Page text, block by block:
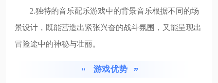
2.独特的音乐配乐游戏中的背景音乐根据不同的场
景设计，既能营造出紧张兴奋的战斗氛围，又能呈现出
冒险途中的神秘与壮丽。
游戏优势